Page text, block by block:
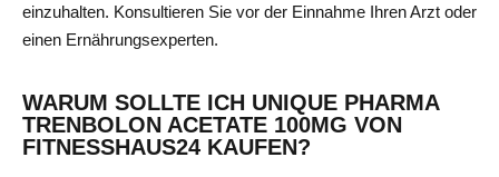
einzuhalten. Konsultieren Sie vor der Einnahme Ihren Arzt oder
einen Ernährungsexperten.
WARUM SOLLTE ICH UNIQUE PHARMA
TRENBOLON ACETATE 100MG VON
FITNESSHAUS24 KAUFEN?